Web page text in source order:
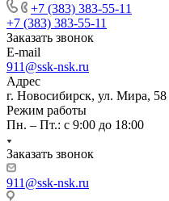
+7 (383) 383-55-11
+7 (383) 383-55-11
Заказать звонок
E-mail
911@ssk-nsk.ru
Адрес
г. Новосибирск, ул. Мира, 58
Режим работы
Пн. – Пт.: с 9:00 до 18:00
Заказать звонок
911@ssk-nsk.ru